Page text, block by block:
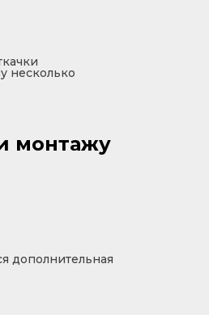
несколько
дополнительная
монтажу